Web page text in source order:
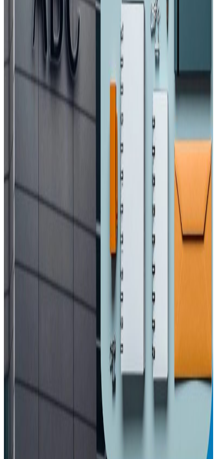
प्रतिक्रिया दिनुहोस
टिप्पणीहरू लोड हुँदैछ…
सम्बन्धित समाचार
मध्यपूर्वका नेपाली : ११ जना पक्राउ, अरु अवस्था के छ
एनआरएनए अभियान : प्रवासी नेपाली श्रमिकलाई
२०२६ अप्रिल ३
आजबाट एसईई सुरु, ५ लाख १२ हजार विद्यार्थी
२०२६ अप्रिल ३
आज विश्व अटिजम सचेतना दिवस, सचेतनामुलक
प्रतितोला ३ हजार ६०० ले घट्यो सुनको मूल्य
२०२६ अप्रिल ३
इनिसा मृत्यु प्रकरण : चार जना पुर्पक्षका लागि थुनामा
न्युजिल्यान्डमै साम्बाको घुँडाको शल्यक्रिया !